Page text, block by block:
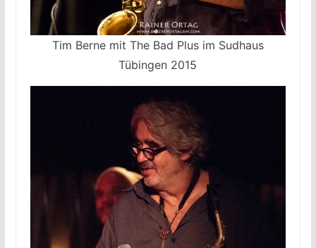
Tim Berne mit The Bad Plus im Sudhaus
Tübingen 2015